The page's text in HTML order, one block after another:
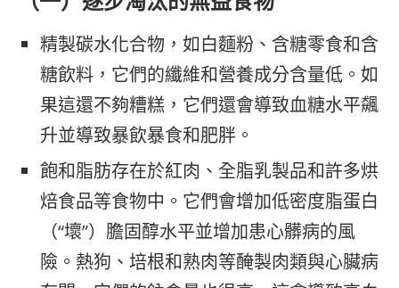
精製碳水化合物，如白麵粉、含糖零食和含
糖飲料，它們的纖維和營養成分含量低。如
果這還不夠糟糕，它們還會導致血糖水平飆
升並導致暴飲暴食和肥胖。
飽和脂肪存在於紅肉、全脂乳製品和許多烘
焙食品等食物中。它們會增加低密度脂蛋白
（“壞”）膽固醇水平並增加患心髒病的風
險。熱狗、培根和熟肉等醃製肉類與心臟病